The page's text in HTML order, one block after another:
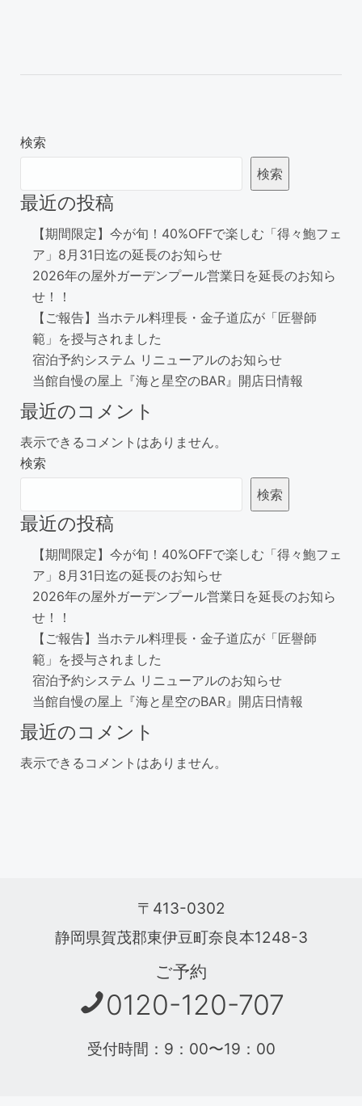
検索
検索
最近の投稿
【期間限定】今が旬！40%OFFで楽しむ「得々鮑フェ
ア」8月31日迄の延長のお知らせ
2026年の屋外ガーデンプール営業日を延長のお知ら
せ！！
【ご報告】当ホテル料理長・金子道広が「匠譽師
範」を授与されました
宿泊予約システム リニューアルのお知らせ
当館自慢の屋上『海と星空のBAR』開店日情報
最近のコメント
表示できるコメントはありません。
検索
検索
最近の投稿
【期間限定】今が旬！40%OFFで楽しむ「得々鮑フェ
ア」8月31日迄の延長のお知らせ
2026年の屋外ガーデンプール営業日を延長のお知ら
せ！！
【ご報告】当ホテル料理長・金子道広が「匠譽師
範」を授与されました
宿泊予約システム リニューアルのお知らせ
当館自慢の屋上『海と星空のBAR』開店日情報
最近のコメント
表示できるコメントはありません。
〒413-0302
静岡県賀茂郡東伊豆町奈良本1248-3
ご予約
0120-120-707
受付時間：9：00〜19：00